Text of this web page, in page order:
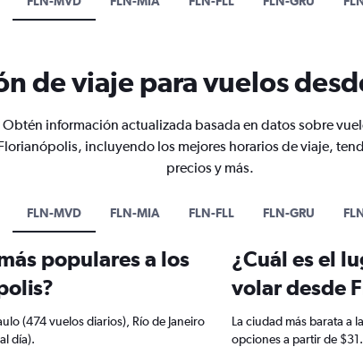
de viaje para vuelos
Obtén información actualizada basada en datos sobre
incluyendo los mejores horarios de viaje,
precios y más.
FLN-MVD FLN-MIA FLN-FLL FLN-GRU
populares a los
(474 vuelos diarios), Río de Janeiro
día).
¿Cuál es el
volar desde
La ciudad más barata a
opciones a partir de